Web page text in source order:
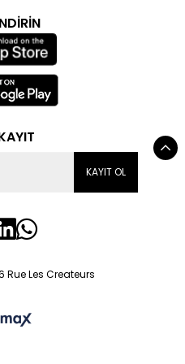
KAYIT OL
Rue Les Createurs